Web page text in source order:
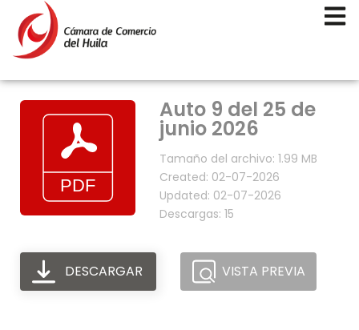
Auto 9 del 25 de
junio 2026
Tamaño del archivo: 1.99 MB
Created: 02-07-2026
Updated: 02-07-2026
Descargas: 15
DESCARGAR VISTA PREVIA